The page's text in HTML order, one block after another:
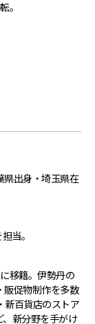
。
出身・埼玉県在
当。
移籍。伊勢丹の
販促物制作を多数
新百貨店のストア
新分野を手がけ